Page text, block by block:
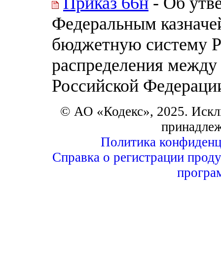
Федеральным
бюджетную систему
распределения
Российской
© АО «Кодекс», 2025.
Политика
Справка о регистрации